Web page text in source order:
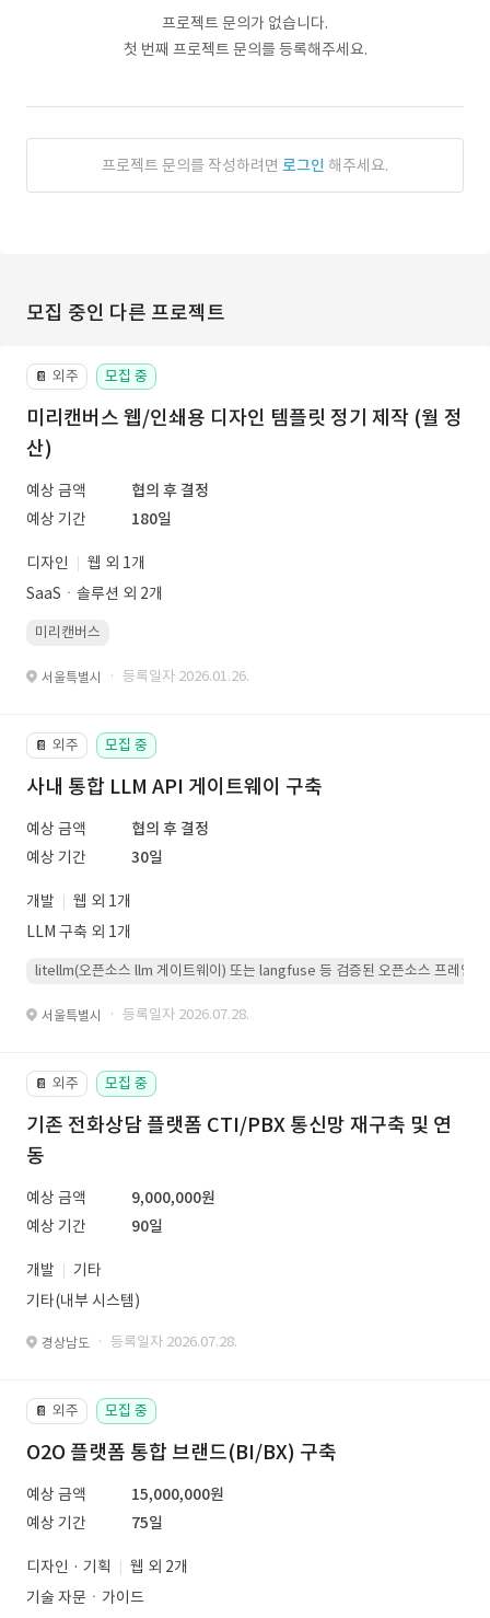
프로젝트 문의가 없습니다.
첫 번째 프로젝트 문의를 등록해주세요.
프로젝트 문의를 작성하려면 로그인 해주세요.
모집 중인 다른 프로젝트
📔 외주 모집 중
미리캔버스 웹/인쇄용 디자인 템플릿 정기 제작 (월 정
산)
예상 금액
협의 후 결정
예상 기간
180일
디자인
웹 외 1개
SaaSㆍ솔루션 외 2개
미리캔버스
서울특별시 · 등록일자 2026.01.26.
📔 외주 모집 중
사내 통합 LLM API 게이트웨이 구축
예상 금액
협의 후 결정
예상 기간
30일
개발
웹 외 1개
LLM 구축 외 1개
litellm(오픈소스 llm 게이트웨이) 또는 langfuse 등 검증된 오픈소스 프레임워
서울특별시 · 등록일자 2026.07.28.
📔 외주 모집 중
기존 전화상담 플랫폼 CTI/PBX 통신망 재구축 및 연
동
예상 금액
9,000,000원
예상 기간
90일
개발
기타
기타(내부 시스템)
경상남도 · 등록일자 2026.07.28.
📔 외주 모집 중
O2O 플랫폼 통합 브랜드(BI/BX) 구축
예상 금액
15,000,000원
예상 기간
75일
디자인 · 기획
웹 외 2개
기술 자문ㆍ가이드